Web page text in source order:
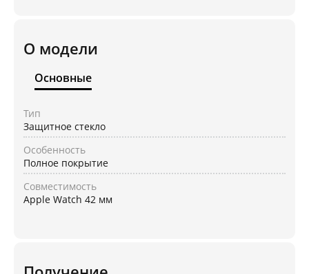
О модели
Основные
Тип
Защитное стекло
Особенность
Полное покрытие
Совместимость
Apple Watch 42 мм